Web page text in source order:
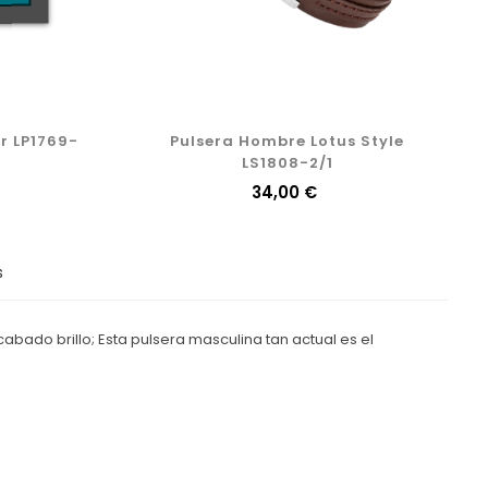
LP1769-
Pulsera Hombre Lotus Style
LS1808-2/1
Precio
34,00 €
brillo; Esta pulsera masculina tan actual es el